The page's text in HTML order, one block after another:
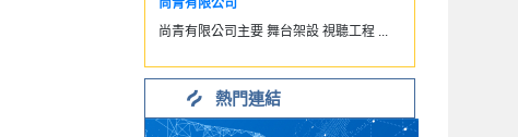
尚青有限公司
尚青有限公司主要 舞台架設 視聽工程 ...
熱門連結